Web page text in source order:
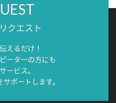
クエスト
えるだけ！
ーターの方にも
ービス。
ポートします。